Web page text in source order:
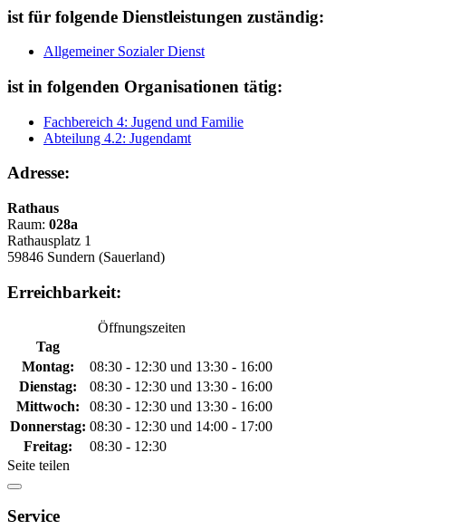
ist für folgende Dienstleistungen zuständig:
Allgemeiner Sozialer Dienst
ist in folgenden Organisationen tätig:
Fachbereich 4: Jugend und Familie
Abteilung 4.2: Jugendamt
Adresse:
Rathaus
Raum: 028a
Rathausplatz 1
59846 Sundern (Sauerland)
Erreichbarkeit:
Öffnungszeiten
Tag
Montag:
08:30 - 12:30 und 13:30 - 16:00
Dienstag:
08:30 - 12:30 und 13:30 - 16:00
Mittwoch:
08:30 - 12:30 und 13:30 - 16:00
Donnerstag: 08:30 - 12:30 und 14:00 - 17:00
Freitag:
08:30 - 12:30
Seite teilen
Service